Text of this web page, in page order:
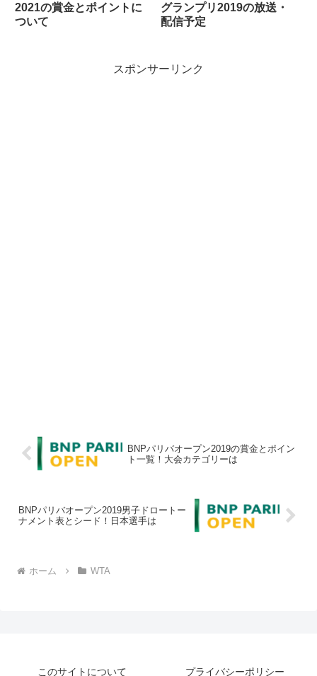
2021の賞金とポイントに
ついて
グランプリ2019の放送・
配信予定
スポンサーリンク
BNPパリバオープン2019の賞金とポイン
ト一覧！大会カテゴリーは
BNPパリバオープン2019男子ドロートー
ナメント表とシード！日本選手は
ホーム WTA
このサイトについて プライバシーポリシー